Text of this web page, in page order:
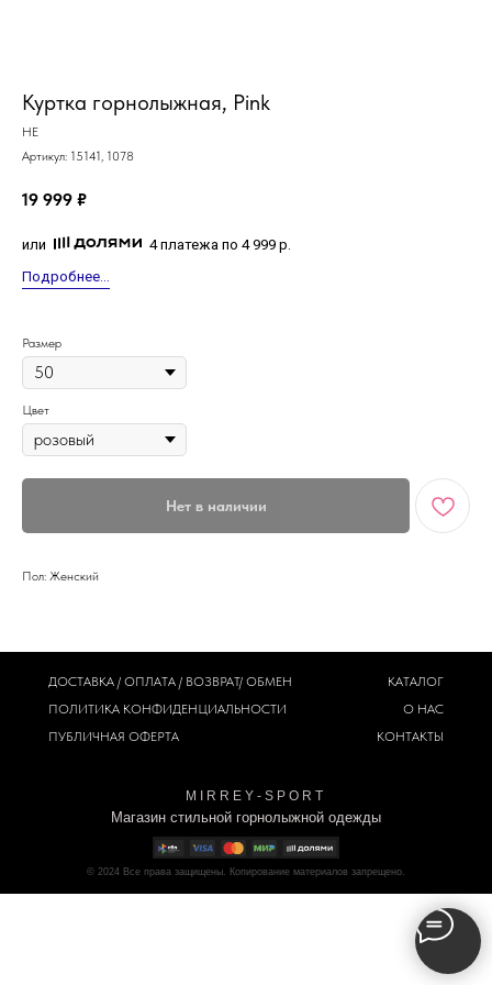
Куртка горнолыжная, Pink
HE
Артикул: 15141, 1078
19 999 ₽
или
4 платежа по 4 999 р.
Подробнее...
Размер
Цвет
Нет в наличии
Пол: Женский
M I R R E Y - S P O R T
Магазин стильной горнолыжной одежды
© 2024 Все права защищены. Копирование материалов запрещено.
ДОСТАВКА / ОПЛАТА / ВОЗВРАТ/ ОБМЕН
ПОЛИТИКА КОНФИДЕНЦИАЛЬНОСТИ
ПУБЛИЧНАЯ ОФЕРТА
КАТАЛОГ
О НАС
КОНТАКТЫ